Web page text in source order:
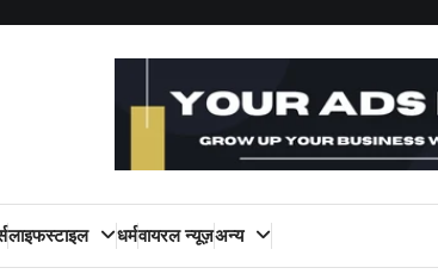
लाइफस्टाइल धर्मवायरल न्यूज़अन्य